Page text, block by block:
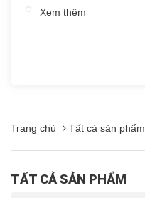
Xem thêm
Trang chủ Tất cả sản phẩm
TẤT CẢ SẢN PHẨM